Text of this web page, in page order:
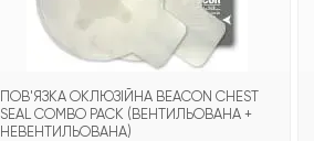
ПОВ'ЯЗКА ОКЛЮЗІЙНА BEACON CHEST
SEAL COMBO PACK (ВЕНТИЛЬОВАНА +
НЕВЕНТИЛЬОВАНА)